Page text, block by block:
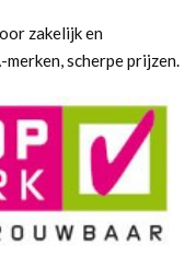
zakelijk en
scherpe prijzen.